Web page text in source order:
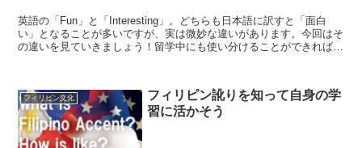
英語の「Fun」と「Interesting」。どちらも日本語に訳すと「面白
い」となることが多いですが、実は微妙な違いがあります。今回はそ
の違いを見ていきましょう！留学中にも使い分けることができればマ
フィリピン文化
フィリピン訛りを知って自身の学
習に活かそう